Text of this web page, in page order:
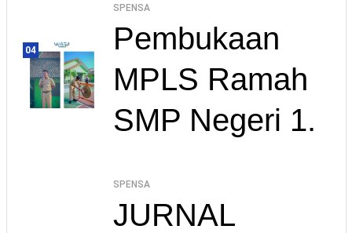
04
SPENSA
Pembukaan
MPLS Ramah
SMP Negeri 1.
SPENSA
JURNAL